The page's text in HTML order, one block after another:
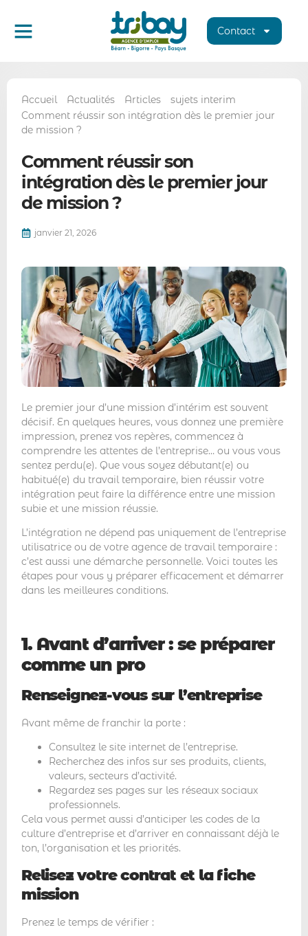
Contact
Accueil Actualités Articles
sujets interim
Comment réussir son intégration dès le premier jour
de mission ?
Comment réussir son
intégration dès le premier jour
de mission ?
janvier 21, 2026
Le premier jour d’une mission d’intérim est souvent
décisif. En quelques heures, vous donnez une première
impression, prenez vos repères, commencez à
comprendre les attentes de l’entreprise… ou vous vous
sentez perdu(e). Que vous soyez débutant(e) ou
habitué(e) du travail temporaire, bien réussir votre
intégration peut faire la différence entre une mission
subie et une mission réussie.
L’intégration ne dépend pas uniquement de l’entreprise
utilisatrice ou de votre agence de travail temporaire :
c’est aussi une démarche personnelle. Voici toutes les
étapes pour vous y préparer efficacement et démarrer
dans les meilleures conditions.
1. Avant d’arriver : se préparer
comme un pro
Renseignez-vous sur l’entreprise
Avant même de franchir la porte :
Consultez le site internet de l’entreprise.
Recherchez des infos sur ses produits, clients,
valeurs, secteurs d’activité.
Regardez ses pages sur les réseaux sociaux
professionnels.
Cela vous permet aussi d’anticiper les codes de la
culture d’entreprise et d’arriver en connaissant déjà le
ton, l’organisation et les priorités.
Relisez votre contrat et la fiche
mission
Prenez le temps de vérifier :